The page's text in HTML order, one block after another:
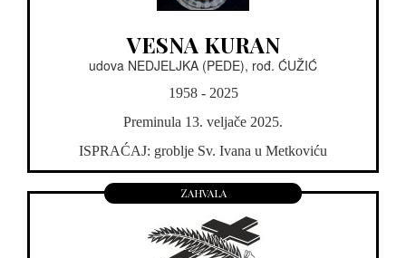
VESNA KURAN
udova NEDJELJKA (PEDE), rođ. ĆUŽIĆ
1958 - 2025
Preminula 13. veljače 2025.
ISPRAĆAJ: groblje Sv. Ivana u Metkoviću
Zahvala